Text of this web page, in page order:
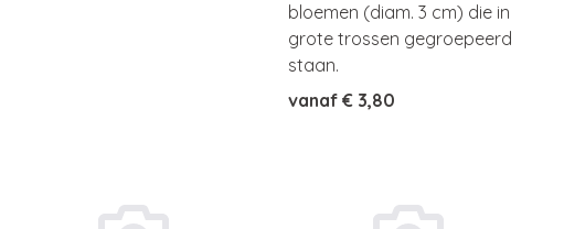
bloemen (diam. 3 cm) die in
grote trossen gegroepeerd
staan.
vanaf€ 3,80